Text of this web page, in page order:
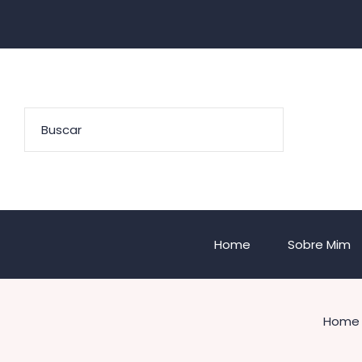
Home Sobre Mim
Home